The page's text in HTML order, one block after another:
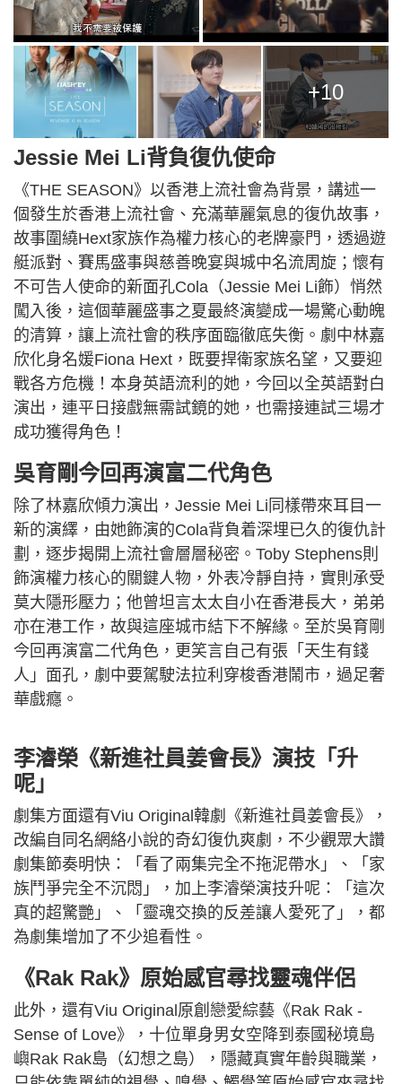
+10
Jessie Mei Li背負復仇使命
《THE SEASON》以香港上流社會為背景，講述一
個發生於香港上流社會、充滿華麗氣息的復仇故事，
故事圍繞Hext家族作為權力核心的老牌豪門，透過遊
艇派對、賽馬盛事與慈善晚宴與城中名流周旋；懷有
不可告人使命的新面孔Cola（Jessie Mei Li飾）悄然
闖入後，這個華麗盛事之夏最終演變成一場驚心動魄
的清算，讓上流社會的秩序面臨徹底失衡。劇中林嘉
欣化身名媛Fiona Hext，既要捍衛家族名望，又要迎
戰各方危機！本身英語流利的她，今回以全英語對白
演出，連平日接戲無需試鏡的她，也需接連試三場才
成功獲得角色！
吳育剛今回再演富二代角色
除了林嘉欣傾力演出，Jessie Mei Li同樣帶來耳目一
新的演繹，由她飾演的Cola背負着深埋已久的復仇計
劃，逐步揭開上流社會層層秘密。Toby Stephens則
飾演權力核心的關鍵人物，外表冷靜自持，實則承受
莫大隱形壓力；他曾坦言太太自小在香港長大，弟弟
亦在港工作，故與這座城市結下不解緣。至於吳育剛
今回再演富二代角色，更笑言自己有張「天生有錢
人」面孔，劇中要駕駛法拉利穿梭香港鬧市，過足奢
華戲癮。
李濬榮《新進社員姜會長》演技「升
呢」
劇集方面還有Viu Original韓劇《新進社員姜會長》，
改編自同名網絡小說的奇幻復仇爽劇，不少觀眾大讚
劇集節奏明快：「看了兩集完全不拖泥帶水」、「家
族鬥爭完全不沉悶」，加上李濬榮演技升呢：「這次
真的超驚艷」、「靈魂交換的反差讓人愛死了」，都
為劇集增加了不少追看性。
《Rak Rak》原始感官尋找靈魂伴侶
此外，還有Viu Original原創戀愛綜藝《Rak Rak -
Sense of Love》，十位單身男女空降到泰國秘境島
嶼Rak Rak島（幻想之島），隱藏真實年齡與職業，